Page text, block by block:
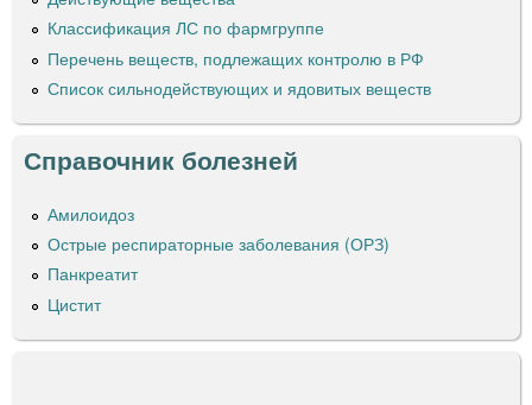
ц
е
н
р
т
«
Р
к
Классификация ЛС по фармгруппе
Перечень веществ, подлежащих контролю в РФ
Список сильнодействующих и ядовитых веществ
Справочник болезней
Амилоидоз
Острые респираторные заболевания (ОРЗ)
Панкреатит
Цистит